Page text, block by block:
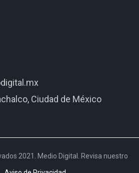
Ciudad de México
2021. Medio Digital. Revisa nuestro